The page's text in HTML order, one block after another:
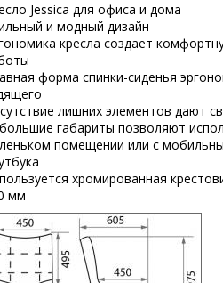
Jessica для офиса и дома
и модный дизайн
кресла создает
форма спинки-сиденья
лишних элементов дают
габариты позволяют
помещении или с
хромированная
мм